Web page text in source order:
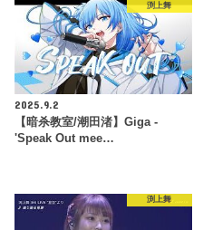
渕上舞
2025.9.2
【暗杀教室/潮田渚】Giga -
'Speak Out mee…
渕上舞